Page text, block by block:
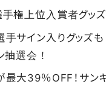
権上位入賞者グッ
サイン入りグッズも
抽選会！
最大39％OFF！サン